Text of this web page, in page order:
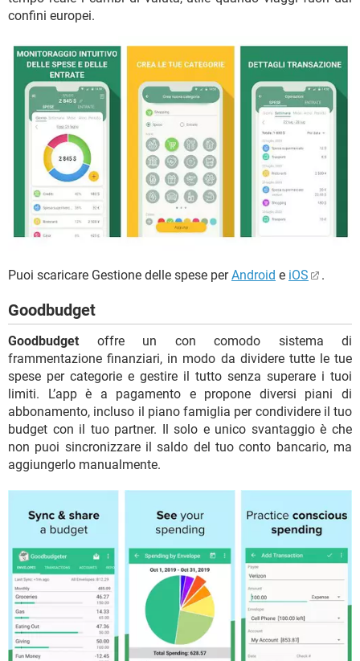
confini europei.
Puoi scaricare Gestione delle spese perAndroid e iOS .
Goodbudget
Goodbudget offre un con comodo sistema di
frammentazione finanziari, in modo da dividere tutte le tue
spese per categorie e gestire il tutto senza superare i tuoi
limiti. L’app è a pagamento e propone diversi piani di
abbonamento, incluso il piano famiglia per condividere il tuo
budget con il tuo partner. Il solo e unico svantaggio è che
non puoi sincronizzare il saldo del tuo conto bancario, ma
aggiungerlo manualmente.